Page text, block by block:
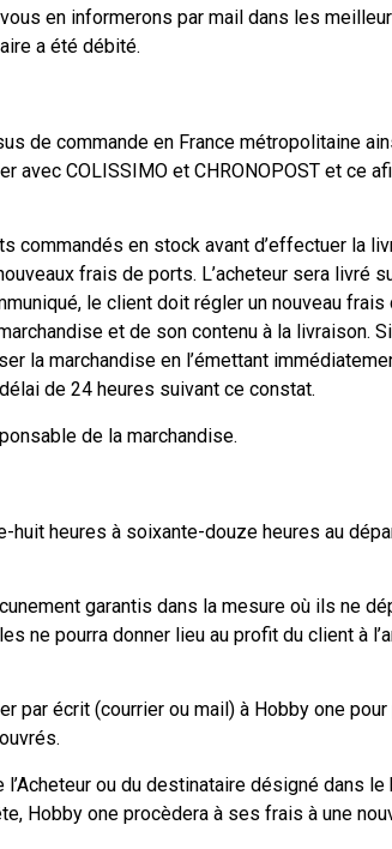
en informerons par mail dans les
a été débité.
commande en France métropolitaine
avec COLISSIMO et CHRONOPOST et ce
commandés en stock avant d’effectuer la
frais de ports. L’acheteur sera livré
le client doit régler un nouveau frais
et de son contenu à la livraison.
la marchandise en l’émettant
de 24 heures suivant ce constat.
de la marchandise.
heures à soixante-douze heures au
garantis dans la mesure où ils ne
ne pourra donner lieu au profit du client à
par écrit (courrier ou mail) à Hobby one
ou du destinataire désigné dans le
Hobby one procèdera à ses frais à une